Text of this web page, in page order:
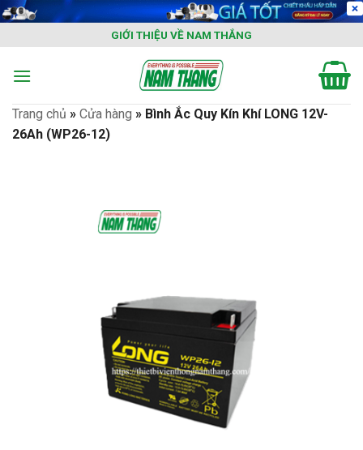
Skip
content
GIỚI THIỆU VỀ NAM THẮNG
Trang chủ » Cửa hàng » Bình Ắc Quy Kín Khí LONG 12V-
26Ah (WP26-12)